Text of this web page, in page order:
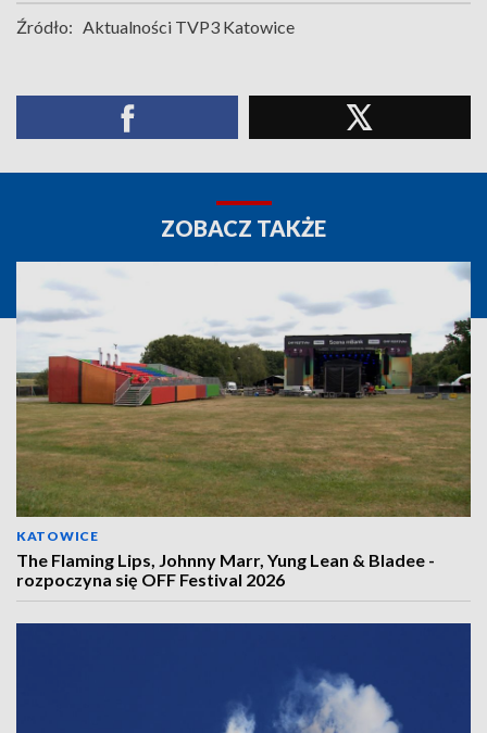
Źródło: Aktualności TVP3 Katowice
ZOBACZ TAKŻE
KATOWICE
The Flaming Lips, Johnny Marr, Yung Lean & Bladee -
rozpoczyna się OFF Festival 2026